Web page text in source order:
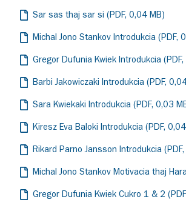
Sar sas thaj sar si (PDF, 0,04 MB)
Michal Jono Stankov Introdukcia (PDF,
Gregor Dufunia Kwiek Introdukcia
Barbi Jakowiczaki Introdukcia (PDF,
Sara Kwiekaki Introdukcia (PDF, 0,03
Kiresz Eva Baloki Introdukcia (PDF,
Rikard Parno Jansson Introdukcia
Michal Jono Stankov Motivacia thaj
Gregor Dufunia Kwiek Cukro 1 & 2